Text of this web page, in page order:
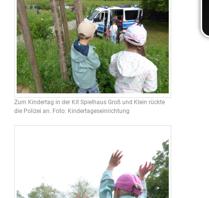
Zum Kindertag in der Kit Spielhaus Groß und Klein rückte
die Polizei an. Foto: Kindertageseinrichtung